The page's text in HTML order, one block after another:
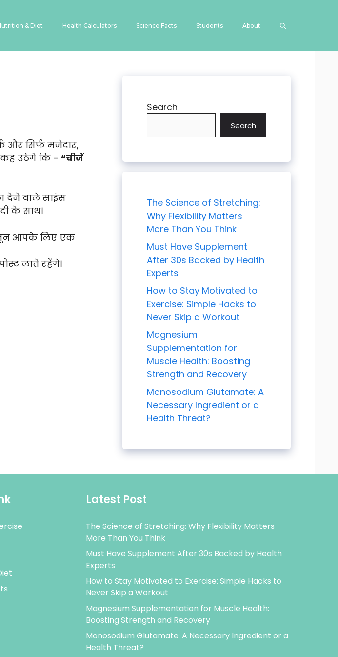
& Diet Health Calculators Science Facts Students About
और सिर्फ मजेदार,
उठेंगे कि – “चीजें
देने वाले साइंस
के साथ।
जुनून आपके लिए एक
लाते रहेंगे।
Search
Search
The Science of Stretching:
Why Flexibility Matters
More Than You Think
Must Have Supplement
After 30s Backed by Health
Experts
How to Stay Motivated to
Exercise: Simple Hacks to
Never Skip a Workout
Magnesium
Supplementation for
Muscle Health: Boosting
Strength and Recovery
Monosodium Glutamate: A
Necessary Ingredient or a
Health Threat?
Latest Post
The Science of Stretching: Why Flexibility Matters
More Than You Think
Must Have Supplement After 30s Backed by Health
Experts
How to Stay Motivated to Exercise: Simple Hacks to
Never Skip a Workout
Magnesium Supplementation for Muscle Health:
Boosting Strength and Recovery
Monosodium Glutamate: A Necessary Ingredient or a
Health Threat?